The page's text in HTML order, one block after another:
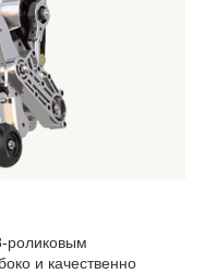
роликовым
и качественно